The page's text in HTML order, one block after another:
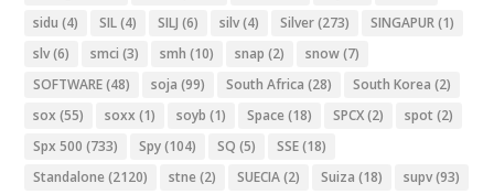
sidu (4) SIL(4) SILJ (6) silv(4) Silver(273) SINGAPUR(1)
slv(6) smci (3) smh (10) snap (2) snow(7)
SOFTWARE(48) soja (99) South Africa (28) South Korea (2)
sox (55) soxx (1) soyb (1) Space (18) SPCX(2) spot (2)
Spx 500 (733) Spy(104) SQ (5) SSE(18)
Standalone (2120) stne (2) SUECIA(2) Suiza (18) supv(93)